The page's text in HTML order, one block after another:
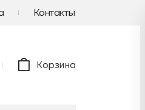
Контакты
Корзина